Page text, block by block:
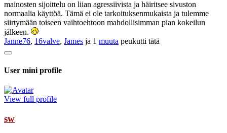
mainosten sijoittelu on liian agressiivista ja häiritsee sivuston
normaalia käyttöä. Tämä ei ole tarkoituksenmukaista ja tulemme
siirtymään toiseen vaihtoehtoon mahdollisimman pian kokeilun
jälkeen.
Janne76, 16valve, James ja 1 muuta peukutti tätä
User mini profile
View full profile
sw